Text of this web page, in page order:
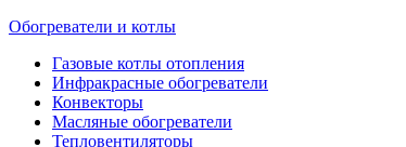
Обогреватели и котлы
Газовые котлы отопления
Инфракрасные обогреватели
Конвекторы
Масляные обогреватели
Тепловентиляторы